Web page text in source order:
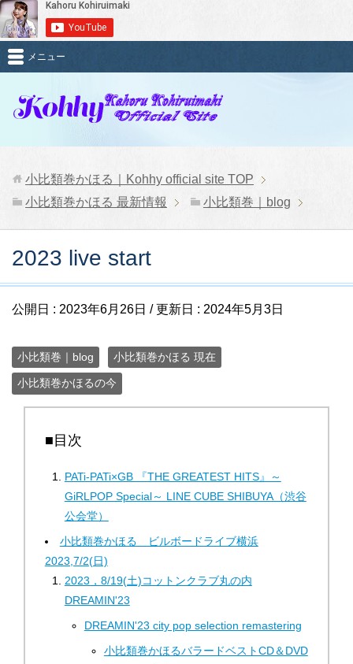
メニュー
小比類巻かほる｜Kohhy official site TOP
小比類巻かほる 最新情報
小比類巻｜blog
2023 live start
公開日 : 2023年6月26日 / 更新日 : 2024年5月3日
小比類巻｜blog 小比類巻かほる 現在
小比類巻かほるの今
■目次
PATi-PATi×GB 『THE GREATEST HITS』～
GiRLPOP Special～ LINE CUBE SHIBUYA（渋谷
公会堂）
小比類巻かほる ビルボードライブ横浜
2023,7/2(日)
2023，8/19(土)コットンクラブ丸の内
DREAMIN'23
DREAMIN'23 city ​​pop selection remastering
小比類巻かほるバラードベストCD＆DVD